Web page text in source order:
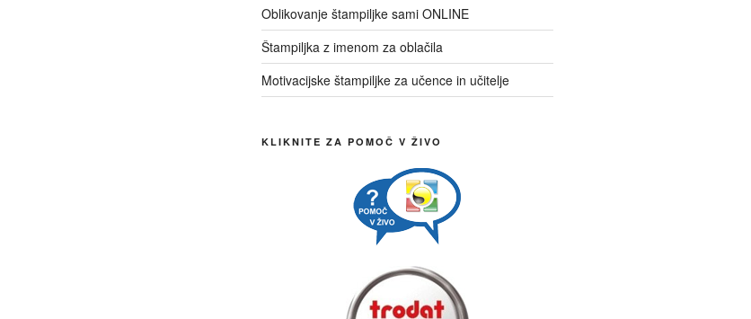
Oblikovanje štampiljke sami ONLINE
Štampiljka z imenom za oblačila
Motivacijske štampiljke za učence in učitelje
KLIKNITE ZA POMOČ V ŽIVO